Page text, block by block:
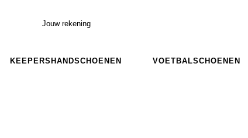
Jouw rekening
KEEPERSHANDSCHOENEN VOETBALSCHOENEN